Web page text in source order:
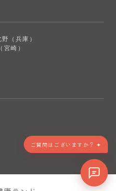
（兵庫）
崎）
> VIEW MORE
ご質問はございますか？ ✦